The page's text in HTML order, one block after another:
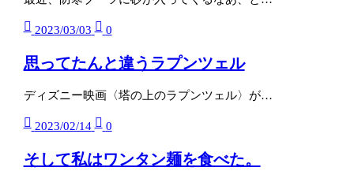
2023/03/03 0
思ってたんと違うラプンツェル
ディズニー映画〈塔の上のラプンツェル〉が…
2023/02/14 0
そして私はワンタン麺を食べた。